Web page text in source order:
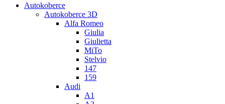
Autokoberce
Autokoberce 3D
Alfa Romeo
Giulia
Giulietta
MiTo
Stelvio
147
159
Audi
A1